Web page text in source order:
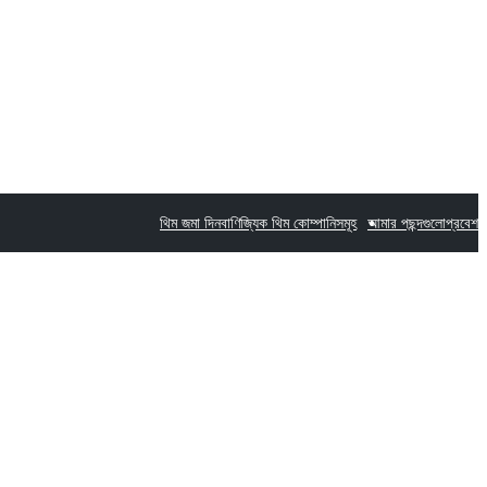
থিম জমা দিনবাণিজ্যিক থিম কোম্পানিসমূহ আমার পছন্দগুলোপ্রবেশ